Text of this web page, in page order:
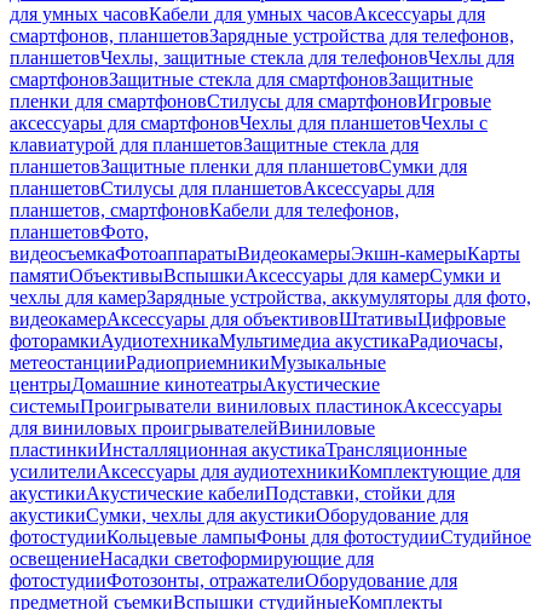
для умных часовКабели для умных часовАксессуары для
смартфонов, планшетовЗарядные устройства для телефонов,
планшетовЧехлы, защитные стекла для телефоновЧехлы для
смартфоновЗащитные стекла для смартфоновЗащитные
пленки для смартфоновСтилусы для смартфоновИгровые
аксессуары для смартфоновЧехлы для планшетовЧехлы с
клавиатурой для планшетовЗащитные стекла для
планшетовЗащитные пленки для планшетовСумки для
планшетовСтилусы для планшетовАксессуары для
планшетов, смартфоновКабели для телефонов,
планшетовФото,
видеосъемкаФотоаппаратыВидеокамерыЭкшн-камерыКарты
памятиОбъективыВспышкиАксессуары для камерСумки и
чехлы для камерЗарядные устройства, аккумуляторы для фото,
видеокамерАксессуары для объективовШтативыЦифровые
фоторамкиАудиотехникаМультимедиа акустикаРадиочасы,
метеостанцииРадиоприемникиМузыкальные
центрыДомашние кинотеатрыАкустические
системыПроигрыватели виниловых пластинокАксессуары
для виниловых проигрывателейВиниловые
пластинкиИнсталляционная акустикаТрансляционные
усилителиАксессуары для аудиотехникиКомплектующие для
акустикиАкустические кабелиПодставки, стойки для
акустикиСумки, чехлы для акустикиОборудование для
фотостудииКольцевые лампыФоны для фотостудииСтудийное
освещениеНасадки светоформирующие для
фотостудииФотозонты, отражателиОборудование для
предметной съемкиВспышки студийныеКомплекты